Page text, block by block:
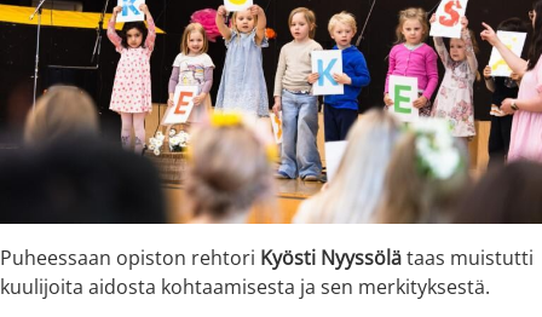
Puheessaan opiston rehtori Kyösti Nyyssölätaas muistutti
kuulijoita aidosta kohtaamisesta ja sen merkityksestä.